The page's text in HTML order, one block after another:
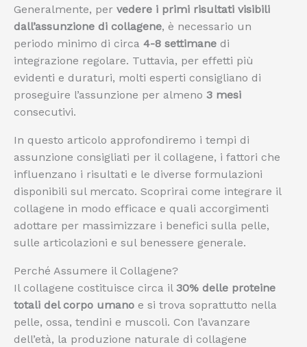
Generalmente, per vedere i primi risultati visibili
dall’assunzione di collagene, è necessario un
periodo minimo di circa 4-8 settimane di
integrazione regolare. Tuttavia, per effetti più
evidenti e duraturi, molti esperti consigliano di
proseguire l’assunzione per almeno 3 mesi
consecutivi.
In questo articolo approfondiremo i tempi di
assunzione consigliati per il collagene, i fattori che
influenzano i risultati e le diverse formulazioni
disponibili sul mercato. Scoprirai come integrare il
collagene in modo efficace e quali accorgimenti
adottare per massimizzare i benefici sulla pelle,
sulle articolazioni e sul benessere generale.
Perché Assumere il Collagene?
Il collagene costituisce circa il 30% delle proteine
totali del corpo umano e si trova soprattutto nella
pelle, ossa, tendini e muscoli. Con l’avanzare
dell’età, la produzione naturale di collagene